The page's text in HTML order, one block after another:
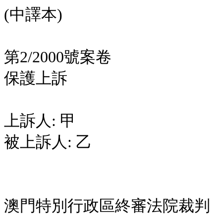
(中譯本)
第2/2000號案卷
保護上訴
上訴人: 甲
被上訴人: 乙
澳門特別行政區終審法院裁判